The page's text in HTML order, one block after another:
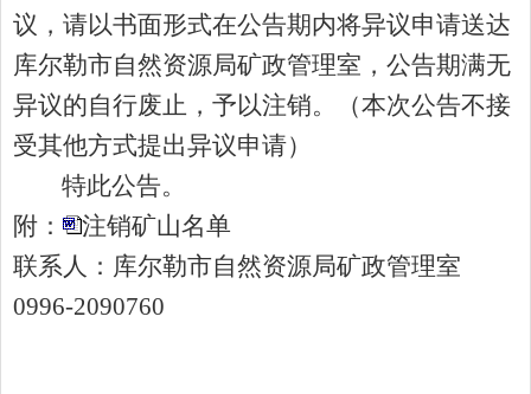
议，请以书面形式在公告期内将异议申请送达
库尔勒市自然资源局矿政管理室 ，公告期满无
异议的自行废止，予以注销。（本次公告不接
受其他方式提出异议申请）
特此公告。
附：
注销矿山名单
联系人：库尔勒市自然资源局矿政管理室
0996-2090760